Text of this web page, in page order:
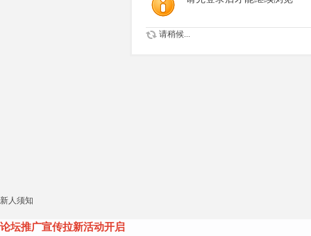
请稍候...
新人须知
论坛推广宣传拉新活动开启